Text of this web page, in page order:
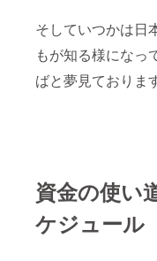
そしていつかは日
もが知る様になっ
ばと夢見ておりま
資金の使い
ケジュール